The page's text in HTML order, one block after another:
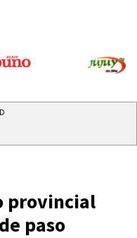
provincial
paso